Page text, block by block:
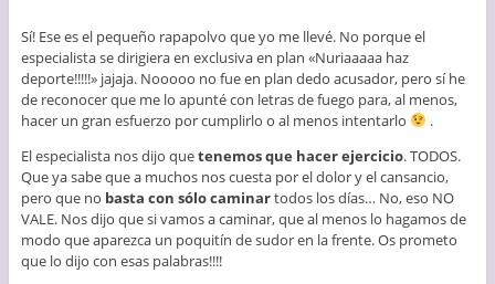
Sí! Ese es el pequeño rapapolvo que yo me llevé. No porque el
especialista se dirigiera en exclusiva en plan «Nuriaaaaa haz
deporte!!!!!» jajaja. Nooooo no fue en plan dedo acusador, pero sí he
de reconocer que me lo apunté con letras de fuego para, al menos,
hacer un gran esfuerzo por cumplirlo o al menos intentarlo
.
El especialista nos dijo quetenemos que hacer ejercicio. TODOS.
Que ya sabe que a muchos nos cuesta por el dolor y el cansancio,
pero que no basta con sólo caminartodos los días… No, eso NO
VALE. Nos dijo que si vamos a caminar, que al menos lo hagamos de
modo que aparezca un poquitín de sudor en la frente. Os prometo
que lo dijo con esas palabras!!!!